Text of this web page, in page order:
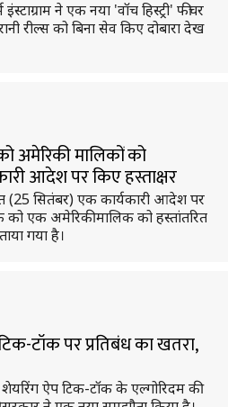
ने एक नया 'वॉच हिस्ट्री' फीचर
रील्स को बिना सेव किए दोबारा देख
अमेरिकी मालिकों को
आदेश पर किए हस्ताक्षर
(25 सितंबर) एक कार्यकारी आदेश पर
को एक अमेरिकी मालिक को हस्तांतरित
गया है।
टॉक पर प्रतिबंध का खतरा,
शेयरिंग ऐप टिक-टॉक के एल्गोरिदम की